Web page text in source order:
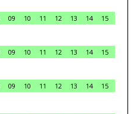
09 10 11 12 13 14
15
09 10 11 12 13 14
15
09 10 11 12 13 14
15